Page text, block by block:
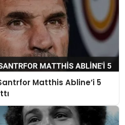
Matthis Abline’i 5